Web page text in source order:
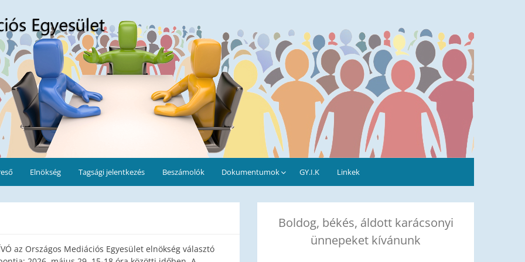
Elnökség Tagsági jelentkezés Beszámolók Dokumentumok GY.I.K Linkek
Egyesület elnökség választó
Boldog, békés, áldott karácsonyi
ünnepeket kívánunk